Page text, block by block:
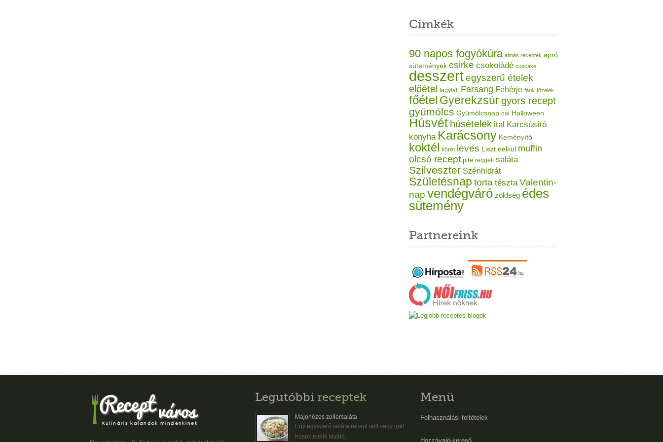
Cimkék
90 napos fogyókúra almás receptek apró
sütemények csirke csokoládé cupcake
desszertegyszerű ételek
előétel fagylalt Farsang Fehérje fánk főzelék
főétel Gyerekzsúrgyors recept
gyümölcs Gyümölcsnap hal Halloween
Húsvét húsételek ital Karcsúsító
konyha Karácsony Keményítő
koktél köret leves Liszt nélkül muffin
olcsó recept pite reggeli saláta
Szilveszter Szénhidrát
Születésnap torta tészta Valentin-
nap vendégváró zöldség édes
sütemény
Partnereink
Legutóbbi receptek
Majonézes zellersaláta
Egy egyszerű saláta recept sült vagy grill
húsok mellé kiváló.
Menü
Felhasználási feltételek
Hozzávaló-kereső